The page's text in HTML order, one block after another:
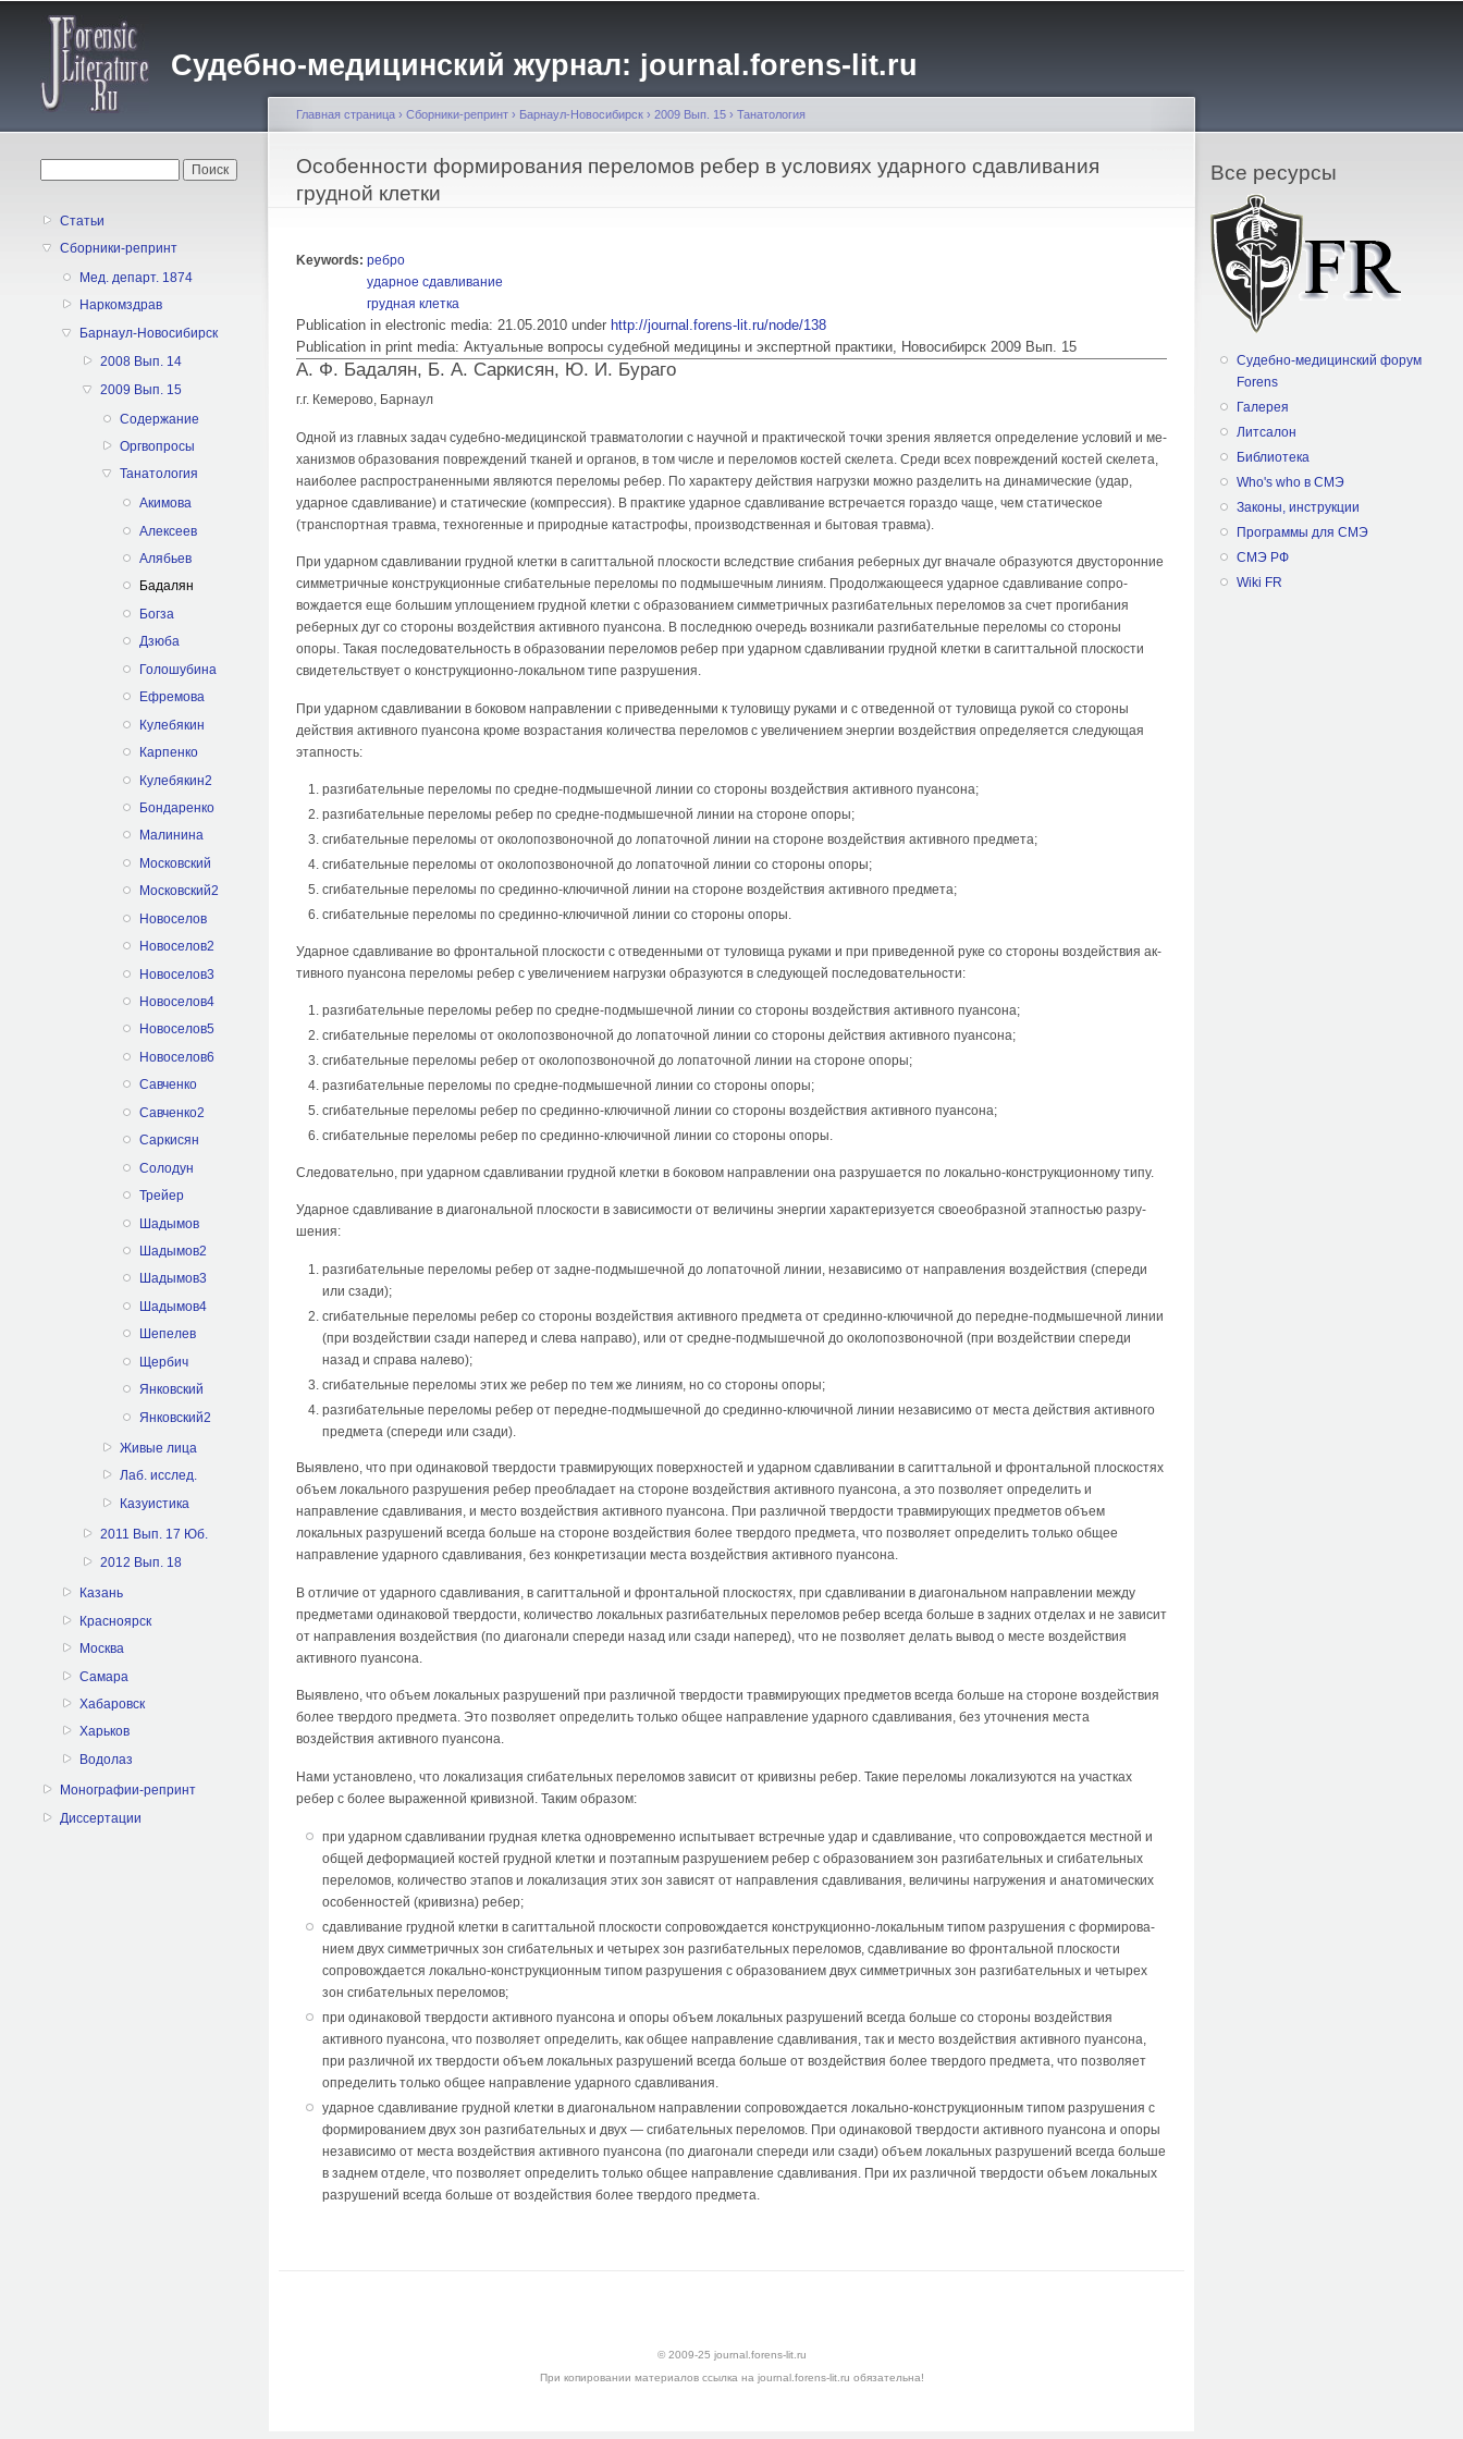
содержанию
Судебно-медицинский журнал: journal.forens-lit.ru
Статьи
Сборники-репринт
Мед. департ. 1874
Наркомздрав
Барнаул-Новосибирск
2008 Вып. 14
2009 Вып. 15
Содержание
Оргвопросы
Танатология
Акимова
Алексеев
Алябьев
Бадалян
Богза
Дзюба
Голошубина
Ефремова
Кулебякин
Карпенко
Кулебякин2
Бондаренко
Малинина
Московский
Московский2
Новоселов
Новоселов2
Новоселов3
Новоселов4
Новоселов5
Новоселов6
Савченко
Савченко2
Саркисян
Солодун
Трейер
Шадымов
Шадымов2
Шадымов3
Шадымов4
Шепелев
Щербич
Янковский
Янковский2
Живые лица
Лаб. исслед.
Казуистика
2011 Вып. 17 Юб.
2012 Вып. 18
Казань
Красноярск
Москва
Самара
Хабаровск
Харьков
Водолаз
Монографии-репринт
Диссертации
Вы здесь
Главная страница › Сборники-репринт › Барнаул-Новосибирск › 2009 Вып. 15 › Танатология
Особенности формирования переломов ребер в условиях ударного сдавливания
грудной клетки
Keywords: ребро
ударное сдавливание
грудная клетка
Publication in electronic media: 21.05.2010 under http://journal.forens-lit.ru/node/138
Publication in print media: Актуальные вопросы судебной медицины и экспертной практики, Новосибирск 2009 Вып. 15
А. Ф. Бадалян, Б. А. Саркисян, Ю. И. Бураго
г.г. Кемерово, Барнаул
Одной из главных задач судебно-медицинской травматологии с на­учной и практической точки зрения является определение условий и ме­
ханизмов образования повреждений тканей и органов, в том числе и пере­ломов костей скелета. Среди всех повреждений костей скелета,
наиболее распространенными являются переломы ребер. По характеру действия нагрузки можно разделить на динамические (удар,
ударное сдавливание) и статические (компрессия). В практике ударное сдавливание встречает­ся гораздо чаще, чем статическое
(транспортная травма, техногенные и природные катастрофы, производственная и бытовая травма).
При ударном сдавливании грудной клетки в сагиттальной плос­кости вследствие сгибания реберных дуг вначале образуются двусто­ронние
симметричные конструкционные сгибательные переломы по подмышечным линиям. Продолжающееся ударное сдавливание сопро­
вождается еще большим уплощением грудной клетки с образованием симметричных разгибательных переломов за счет прогибания
реберных дуг со стороны воздействия активного пуансона. В последнюю очередь возникали разгибательные переломы со стороны
опоры. Такая последо­вательность в образовании переломов ребер при ударном сдавливании грудной клетки в сагиттальной плоскости
свидетельствует о конструк­ционно-локальном типе разрушения.
При ударном сдавливании в боковом направлении с приведенны­ми к туловищу руками и с отведенной от туловища рукой со стороны
действия активного пуансона кроме возрастания количества переломов с увеличением энергии воздействия определяется следующая
этапность:
разгибательные переломы по средне-подмышечной линии со стороны воздействия активного пуансона;
разгибательные переломы ребер по средне-подмышечной линии на стороне опоры;
сгибательные перело­мы от околопозвоночной до лопаточной линии на стороне воздействия активного предмета;
сгибательные переломы от околопозвоночной до лопаточной линии со стороны опоры;
сгибательные переломы по срединно-ключичной линии на стороне воздействия активного предмета;
сгибательные переломы по срединно-ключичной линии со стороны опоры.
Ударное сдавливание во фронтальной плоскости с отведенными от туловища руками и при приведенной руке со стороны воздействия ак­
тивного пуансона переломы ребер с увеличением нагрузки образуются в следующей последовательности:
разгибательные переломы ребер по средне-подмышечной линии со стороны воздействия активного пуансо­на;
сгибательные переломы от околопозвоночной до лопаточной ли­нии со стороны действия активного пуансона;
сгибательные перело­мы ребер от околопозвоночной до лопаточной линии на стороне опоры;
разгибательные переломы по средне-подмышечной линии со стороны опоры;
сгибательные переломы ребер по срединно-ключичной линии со стороны воздействия активного пуансона;
сгибательные переломы ребер по срединно-ключичной линии со стороны опоры.
Следователь­но, при ударном сдавливании грудной клетки в боковом направлении она разрушается по локально-конструкционному типу.
Ударное сдавливание в диагональной плоскости в зависимости от величины энергии характеризуется своеобразной этапностью разру­
шения:
разгибательные переломы ребер от задне-подмышечной до лопаточной линии, независимо от направления воздействия (спереди
или сзади);
сгибательные переломы ребер со стороны воздействия активного предмета от срединно-ключичной до передне-подмышечной линии
(при воздействии сзади наперед и слева направо), или от сред­не-подмышечной до околопозвоночной (при воздействии спереди
назад и справа налево);
сгибательные переломы этих же ребер по тем же линиям, но со стороны опоры;
разгибательные переломы ребер от передне-подмышечной до срединно-ключичной линии независимо от места действия активного
предмета (спереди или сзади).
Выявлено, что при одинаковой твердости травмирующих повер­хностей и ударном сдавливании в сагиттальной и фронтальной плос­костях
объем локального разрушения ребер преобладает на стороне воздействия активного пуансона, а это позволяет определить и
направление сдавливания, и место воздействия активного пуансона. При раз­личной твердости травмирующих предметов объем
локальных разруше­ний всегда больше на стороне воздействия более твердого предмета, что позволяет определить только общее
направление ударного сдавливания, без конкретизации места воздействия активного пуансона.
В отличие от ударного сдавливания, в сагиттальной и фронтальной плоскостях, при сдавливании в диагональном направлении между
пред­метами одинаковой твердости, количество локальных разгибательных пе­реломов ребер всегда больше в задних отделах и не зависит
от направле­ния воздействия (по диагонали спереди назад или сзади наперед), что не позволяет делать вывод о месте воздействия
активного пуансона.
Выяв­лено, что объем локальных разрушений при различной твердости травми­рующих предметов всегда больше на стороне воздействия
более твердого предмета. Это позволяет определить только общее направление ударного сдавливания, без уточнения места
воздействия активного пуансона.
Нами установлено, что локализация сгибательных переломов зави­сит от кривизны ребер. Такие переломы локализуются на участках
ребер с более выраженной кривизной. Таким образом:
при ударном сдавливании грудная клетка одновременно испы­тывает встречные удар и сдавливание, что сопровождается местной и
общей деформацией костей грудной клетки и поэтапным разрушением ребер с образованием зон разгибательных и сгибательных
переломов, количество этапов и локализация этих зон зависят от направления сдав­ливания, величины нагружения и анатомических
особенностей (кривиз­на) ребер;
сдавливание грудной клетки в сагиттальной плоскости сопро­вождается конструкционно-локальным типом разрушения с формирова­
нием двух симметричных зон сгибательных и четырех зон разгибатель­ных переломов, сдавливание во фронтальной плоскости
сопровождается локально-конструкционным типом разрушения с образованием двух симметричных зон разгибательных и четырех
зон сгибательных пере­ломов;
при одинаковой твердости активного пуансона и опоры объем локальных разрушений всегда больше со стороны воздействия
активно­го пуансона, что позволяет определить, как общее направление сдавли­вания, так и место воздействия активного пуансона,
при различной их твердости объем локальных разрушений всегда больше от воздействия более твердого предмета, что позволяет
определить только общее на­правление ударного сдавливания.
ударное сдавливание грудной клетки в диагональном направле­нии сопровождается локально-конструкционным типом разрушения с
формированием двух зон разгибательных и двух — сгибательных пере­ломов. При одинаковой твердости активного пуансона и опоры
незави­симо от места воздействия активного пуансона (по диагонали спереди или сзади) объем локальных разрушений всегда больше
в заднем отделе, что позволяет определить только общее направление сдавливания. При их различной твердости объем локальных
разрушений всегда больше от воздействия более твердого предмета.
© 2009-25 journal.forens-lit.ru
При копировании материалов ссылка на journal.forens-lit.ru обязательна!
Все ресурсы
Судебно-медицинский форум
Forens
Галерея
Литсалон
Библиотека
Who's who в СМЭ
Законы, инструкции
Программы для СМЭ
СМЭ РФ
Wiki FR